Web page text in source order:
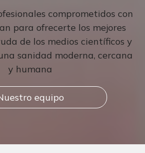
comprometidos con
para ofrecerte los mejores
de los medios científicos y
sanidad moderna, cercana
y humana
equipo